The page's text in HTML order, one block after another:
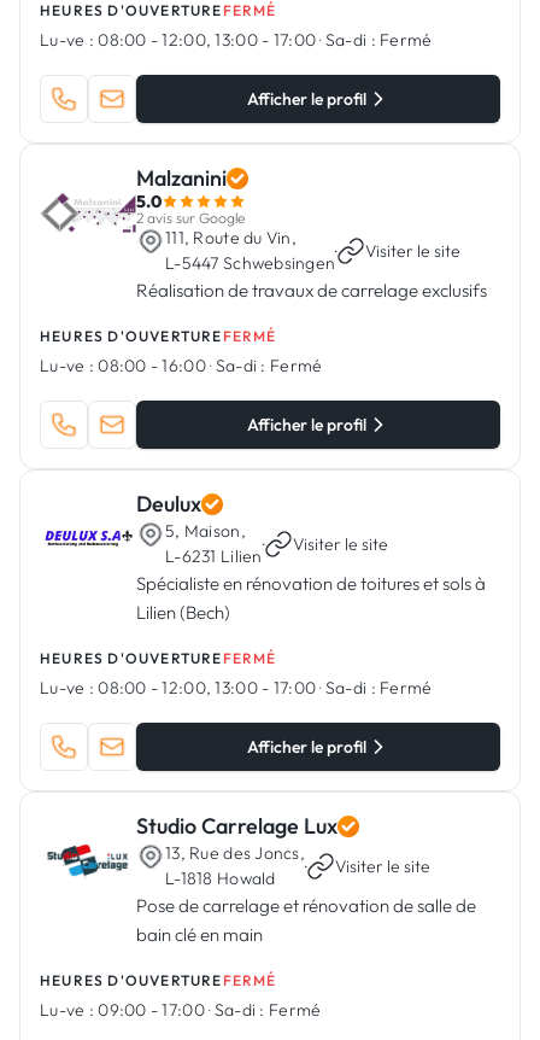
de mosaïques, offrant également une gamme
complète de produits et de services dans le
secteur du revêtement
HEURES D'OUVERTURE FERMÉ
Lu-ve : 08:00 - 12:00, 13:00 - 17:00·Sa-di : Fermé
Afficher le profil
Malzanini
5.0
2 avis sur Google
111, Route du Vin,
L-5447 Schwebsingen
· Visiter le site
Réalisation de travaux de carrelage exclusifs
HEURES D'OUVERTURE FERMÉ
Lu-ve : 08:00 - 16:00·Sa-di : Fermé
Afficher le profil
Deulux
5, Maison,
L-6231 Lilien
· Visiter le site
Spécialiste en rénovation de toitures et sols à
Lilien (Bech)
HEURES D'OUVERTURE FERMÉ
Lu-ve : 08:00 - 12:00, 13:00 - 17:00·Sa-di : Fermé
Afficher le profil
Studio Carrelage Lux
13, Rue des Joncs,
L-1818 Howald
· Visiter le site
Pose de carrelage et rénovation de salle de
bain clé en main
HEURES D'OUVERTURE FERMÉ
Lu-ve : 09:00 - 17:00·Sa-di : Fermé